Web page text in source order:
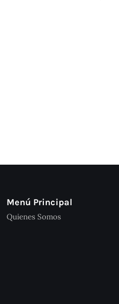
Menú Principal
Quienes Somos